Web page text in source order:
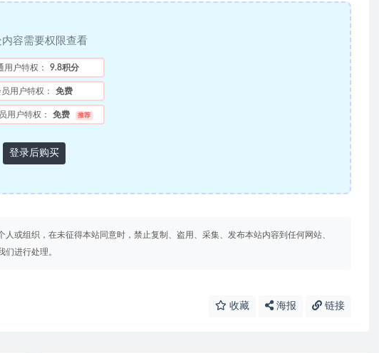
内容需要权限查看
用户特权： 9.8积分
用户特权： 免费
用户特权： 免费 推荐
登录后购买
或组织，在未征得本站同意时，禁止复制、盗用、采集、发布本站内容到任何网站、
进行处理。
收藏 海报 链接